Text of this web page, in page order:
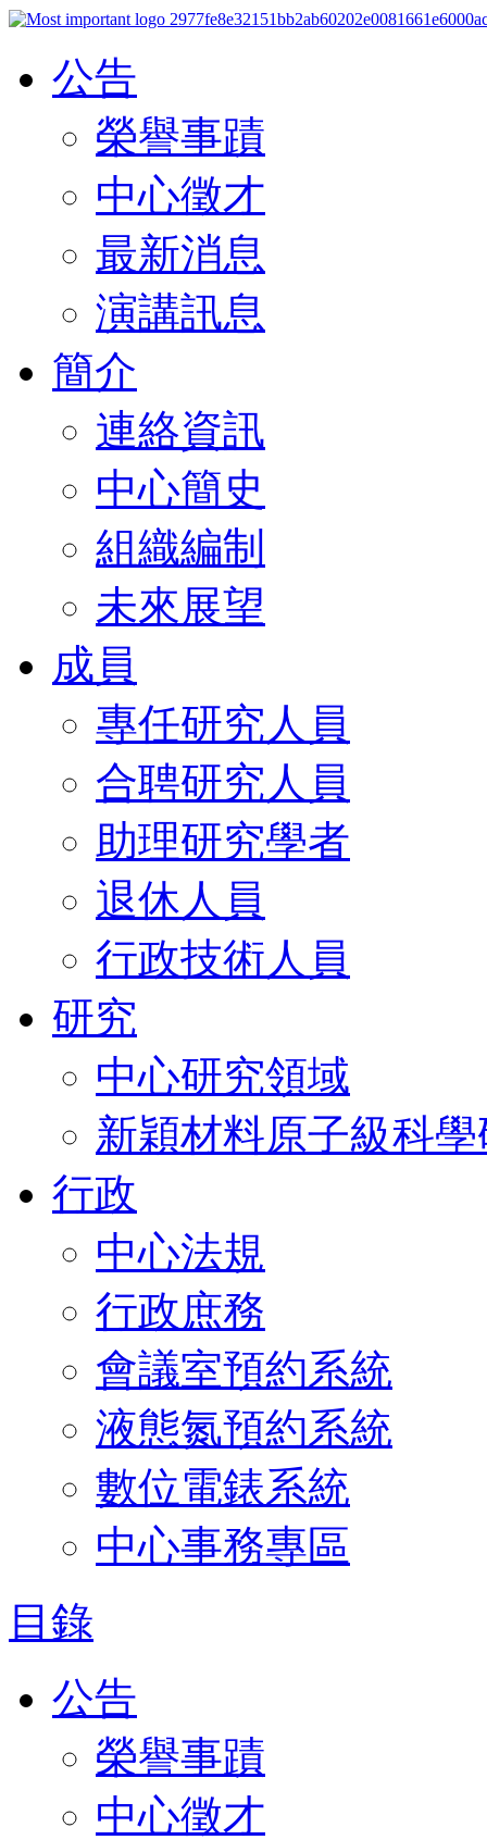
公告
榮譽事蹟
中心徵才
最新消息
演講訊息
簡介
連絡資訊
中心簡史
組織編制
未來展望
成員
專任研究人員
合聘研究人員
助理研究學者
退休人員
行政技術人員
研究
中心研究領域
新穎材料原子級科
行政
中心法規
行政庶務
會議室預約系統
液態氮預約系統
數位電錶系統
中心事務專區
目錄
公告
榮譽事蹟
中心徵才